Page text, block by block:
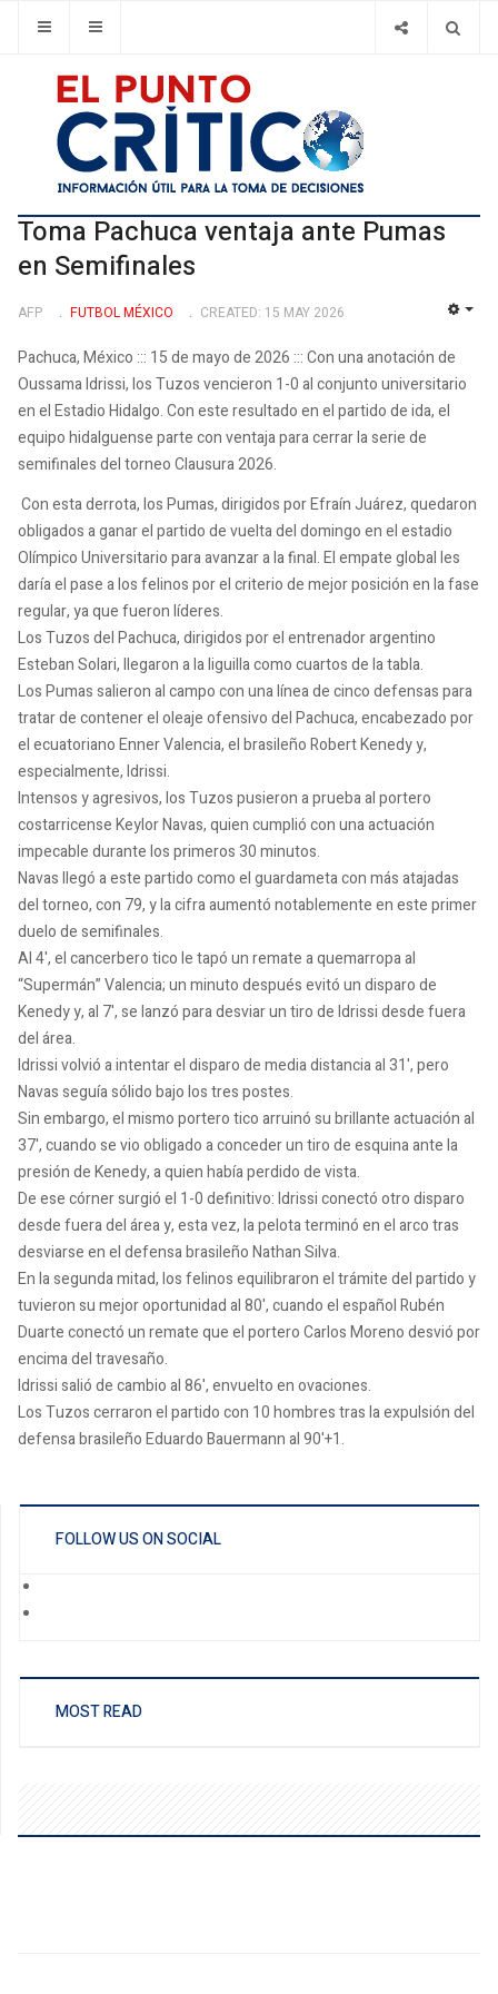
Toma Pachuca ventaja ante Pumas
en Semifinales
AFP FUTBOL MÉXICO CREATED: 15 MAY 2026
Pachuca, México ::: 15 de mayo de 2026 ::: Con una anotación de
Oussama Idrissi, los Tuzos vencieron 1-0 al conjunto universitario
en el Estadio Hidalgo. Con este resultado en el partido de ida, el
equipo hidalguense parte con ventaja para cerrar la serie de
semifinales del torneo Clausura 2026.
Con esta derrota, los Pumas, dirigidos por Efraín Juárez, quedaron
obligados a ganar el partido de vuelta del domingo en el estadio
Olímpico Universitario para avanzar a la final. El empate global les
daría el pase a los felinos por el criterio de mejor posición en la fase
regular, ya que fueron líderes.
Los Tuzos del Pachuca, dirigidos por el entrenador argentino
Esteban Solari, llegaron a la liguilla como cuartos de la tabla.
Los Pumas salieron al campo con una línea de cinco defensas para
tratar de contener el oleaje ofensivo del Pachuca, encabezado por
el ecuatoriano Enner Valencia, el brasileño Robert Kenedy y,
especialmente, Idrissi.
Intensos y agresivos, los Tuzos pusieron a prueba al portero
costarricense Keylor Navas, quien cumplió con una actuación
impecable durante los primeros 30 minutos.
Navas llegó a este partido como el guardameta con más atajadas
del torneo, con 79, y la cifra aumentó notablemente en este primer
duelo de semifinales.
Al 4', el cancerbero tico le tapó un remate a quemarropa al
“Supermán” Valencia; un minuto después evitó un disparo de
Kenedy y, al 7', se lanzó para desviar un tiro de Idrissi desde fuera
del área.
Idrissi volvió a intentar el disparo de media distancia al 31', pero
Navas seguía sólido bajo los tres postes.
Sin embargo, el mismo portero tico arruinó su brillante actuación al
37', cuando se vio obligado a conceder un tiro de esquina ante la
presión de Kenedy, a quien había perdido de vista.
De ese córner surgió el 1-0 definitivo: Idrissi conectó otro disparo
desde fuera del área y, esta vez, la pelota terminó en el arco tras
desviarse en el defensa brasileño Nathan Silva.
En la segunda mitad, los felinos equilibraron el trámite del partido y
tuvieron su mejor oportunidad al 80', cuando el español Rubén
Duarte conectó un remate que el portero Carlos Moreno desvió por
encima del travesaño.
Idrissi salió de cambio al 86', envuelto en ovaciones.
Los Tuzos cerraron el partido con 10 hombres tras la expulsión del
defensa brasileño Eduardo Bauermann al 90'+1.
FOLLOW US ON SOCIAL
MOST READ